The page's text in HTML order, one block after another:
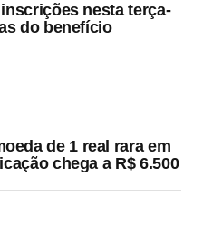
nesta terça-
do benefício
de 1 real rara em
chega a R$ 6.500